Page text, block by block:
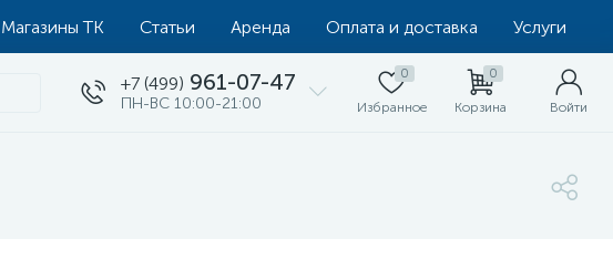
Магазины ТК Статьи Аренда Оплата и доставка Услуги
+7 (499) 961-07-47
ПН-ВС 10:00-21:00
0
Избранное
0
Корзина Войти